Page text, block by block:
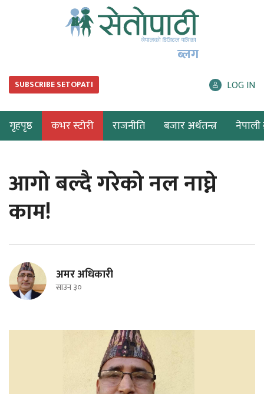
ब्लग
SUBSCRIBE SETOPATI LOG IN
गृहपृष्ठ कभर स्टोरी राजनीति बजार अर्थतन्त्र नेपाली
आगो बल्दै गरेको नल नाघ्ने
काम!
अमर अधिकारी
साउन ३०